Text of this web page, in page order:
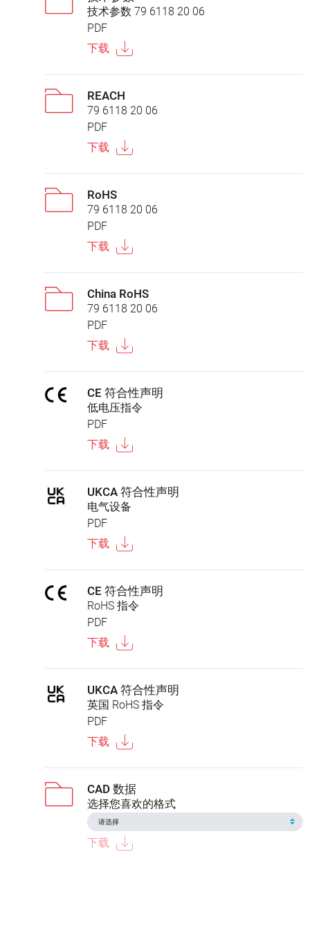
技术参数 79 6118 20 06
PDF
下载
REACH
79 6118 20 06
PDF
下载
RoHS
79 6118 20 06
PDF
下载
China RoHS
79 6118 20 06
PDF
下载
CE 符合性声明
低电压指令
PDF
下载
UKCA 符合性声明
电气设备
PDF
下载
CE 符合性声明
RoHS 指令
PDF
下载
UKCA 符合性声明
英国 RoHS 指令
PDF
下载
CAD 数据
选择您喜欢的格式
下载